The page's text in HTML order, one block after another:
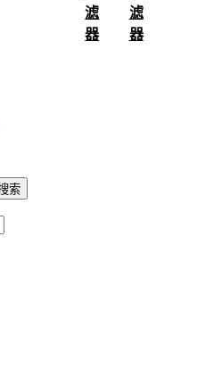
滤
器
滤
器